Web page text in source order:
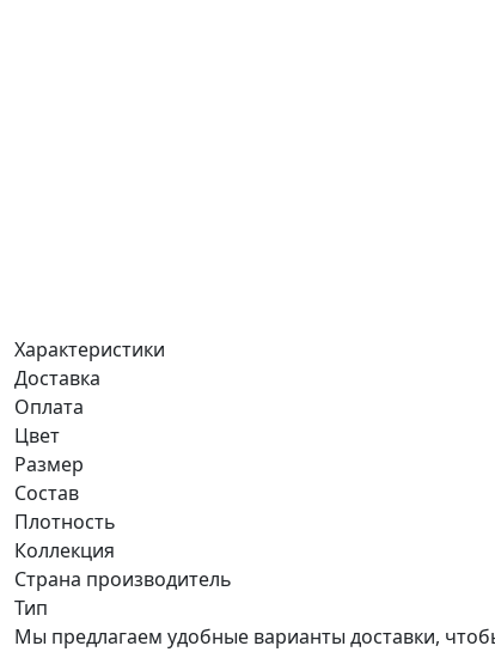
Характеристики
Доставка
Оплата
Цвет
Размер
Состав
Плотность
Коллекция
Страна производитель
Тип
Мы предлагаем удобные варианты доставки,